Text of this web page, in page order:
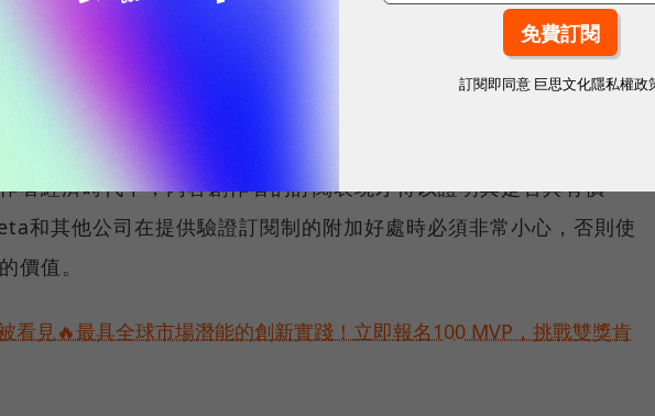
生威爾斯大學普羅維登斯的行銷副教授伊麗莎白・凱莉（Elisabeth
能與企業放緩廣告預算有關，而社群平台則需透過建立新的訂閱方
務收入。
者經濟時代中，內容創作者的訂閱表現才得以證明其是否具有價
和其他公司在提供驗證訂閱制的附加好處時必須非常小心，否則使
價值。
看見🔥最具全球市場潛能的創新實踐！立即報名100 MVP，挑戰雙獎肯
訂閱即同意 巨思文化隱私權政